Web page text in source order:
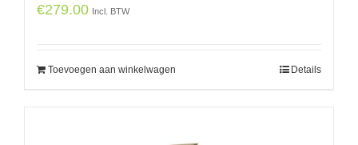
€279.00 Incl. BTW
Toevoegen aan winkelwagen Details